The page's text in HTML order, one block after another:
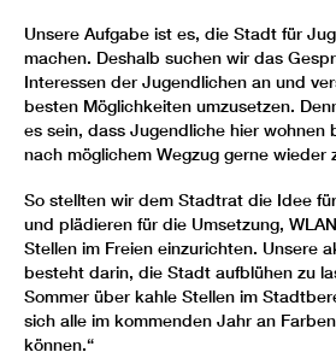
Unsere Aufgabe ist es, die Stadt für
machen. Deshalb suchen wir das
Interessen der Jugendlichen an und
besten Möglichkeiten umzusetzen.
es sein, dass Jugendliche hier wohnen
nach möglichem Wegzug gerne wieder
So stellten wir dem Stadtrat die Idee
und plädieren für die Umsetzung,
Stellen im Freien einzurichten. Unsere
besteht darin, die Stadt aufblühen zu
Sommer über kahle Stellen im
sich alle im kommenden Jahr an
können.“